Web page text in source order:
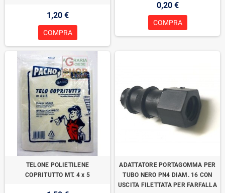
1,20 €
COMPRA
0,20 €
COMPRA
TELONE POLIETILENE
COPRITUTTO MT. 4 x 5
ADATTATORE PORTAGOMMA PER
TUBO NERO PN4 DIAM. 16 CON
USCITA FILETTATA PER FARFALLA